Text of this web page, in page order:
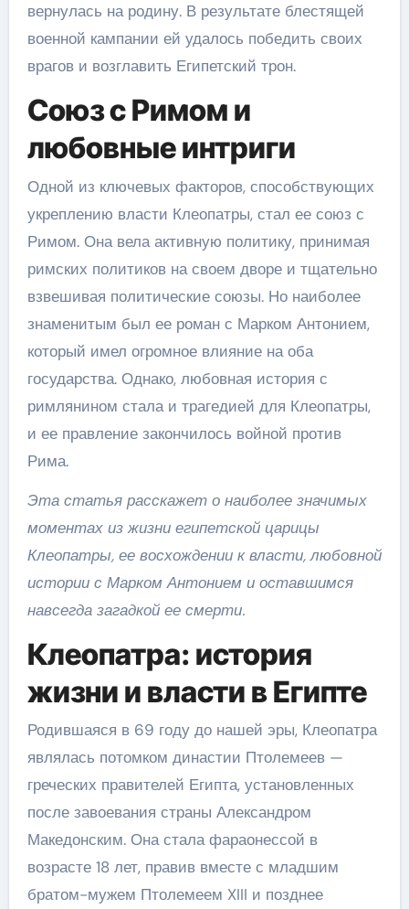
вернулась на родину. В результате блестящей
военной кампании ей удалось победить своих
врагов и возглавить Египетский трон.
Союз с Римом и
любовные интриги
Одной из ключевых факторов, способствующих
укреплению власти Клеопатры, стал ее союз с
Римом. Она вела активную политику, принимая
римских политиков на своем дворе и тщательно
взвешивая политические союзы. Но наиболее
знаменитым был ее роман с Марком Антонием,
который имел огромное влияние на оба
государства. Однако, любовная история с
римлянином стала и трагедией для Клеопатры,
и ее правление закончилось войной против
Рима.
Эта статья расскажет о наиболее значимых
моментах из жизни египетской царицы
Клеопатры, ее восхождении к власти, любовной
истории с Марком Антонием и оставшимся
навсегда загадкой ее смерти.
Клеопатра: история
жизни и власти в Египте
Родившаяся в 69 году до нашей эры, Клеопатра
являлась потомком династии Птолемеев —
греческих правителей Египта, установленных
после завоевания страны Александром
Македонским. Она стала фараонессой в
возрасте 18 лет, правив вместе с младшим
братом-мужем Птолемеем XIII и позднее